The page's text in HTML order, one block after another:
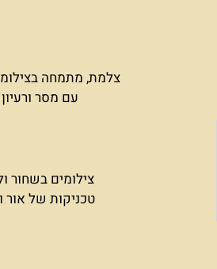
צלמת, מתמחה
עם מסר ורעיון
צילומים בשחור
טכניקות של אור